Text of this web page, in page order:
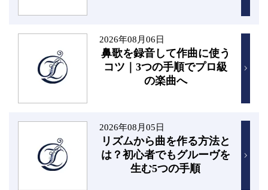
2026年08月06日
鼻歌を録音して作曲に使う
コツ｜3つの手順でプロ級
の楽曲へ
2026年08月05日
リズムから曲を作る方法と
は？初心者でもグルーヴを
生む5つの手順